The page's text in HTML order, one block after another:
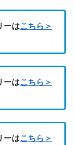
ーはこちら＞
ーはこちら＞
ーはこちら＞